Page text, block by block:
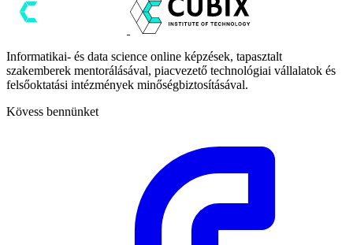
Informatikai- és data science online képzések, tapasztalt
szakemberek mentorálásával, piacvezető technológiai vállalatok és
felsőoktatási intézmények minőségbiztosításával.
Kövess bennünket